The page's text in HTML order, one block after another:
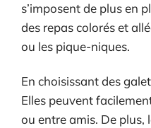
s’imposent de plus en
des repas colorés et
ou les pique-niques.
En choisissant des
Elles peuvent
ou entre amis. De plus,